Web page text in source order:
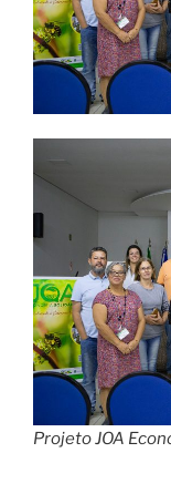
Projeto JOA